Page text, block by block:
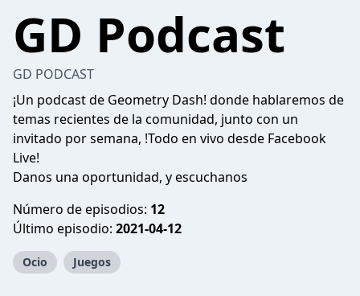
GD Podcast
GD PODCAST
¡Un podcast de Geometry Dash! donde hablaremos de
temas recientes de la comunidad, junto con un
invitado por semana, !Todo en vivo desde Facebook
Live!
Danos una oportunidad, y escuchanos
Número de episodios: 12
Último episodio: 2021-04-12
Ocio Juegos